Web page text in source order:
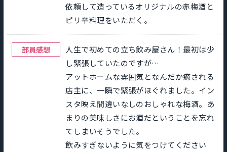
依頼して造っているオリジナルの赤梅酒と
ピリ辛料理をいただく。
部員感想
人生で初めての立ち飲み屋さん！最初は少
し緊張していたのですが…
アットホームな雰囲気となんだか癒される
店主に、一瞬で緊張がほぐれました。イン
スタ映え間違いなしのおしゃれな梅酒。あ
まりの美味しさにお酒だということを忘れ
てしまいそうでした。
飲みすぎないように気をつけてください